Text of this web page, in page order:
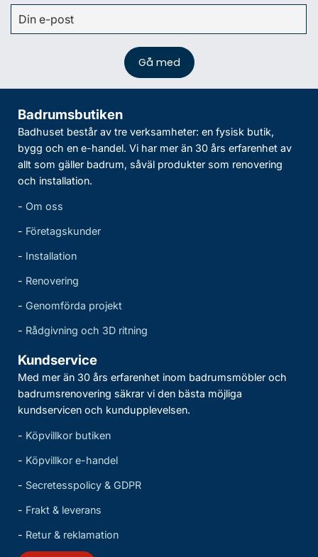
Badrumsbutiken
Badhuset består av tre verksamheter: en fysisk butik,
bygg och en e-handel. Vi har mer än 30 års erfarenhet av
allt som gäller badrum, såväl produkter som renovering
och installation.
- Om oss
- Företagskunder
- Installation
- Renovering
- Genomförda projekt
- Rådgivning och 3D ritning
Kundservice
Med mer än 30 års erfarenhet inom badrumsmöbler och
badrumsrenovering säkrar vi den bästa möjliga
kundservicen och kundupplevelsen.
- Köpvillkor butiken
- Köpvillkor e-handel
- Secretesspolicy & GDPR
- Frakt & leverans
- Retur & reklamation